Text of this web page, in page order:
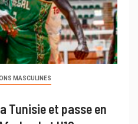
MASCULINES
Tunisie et passe en